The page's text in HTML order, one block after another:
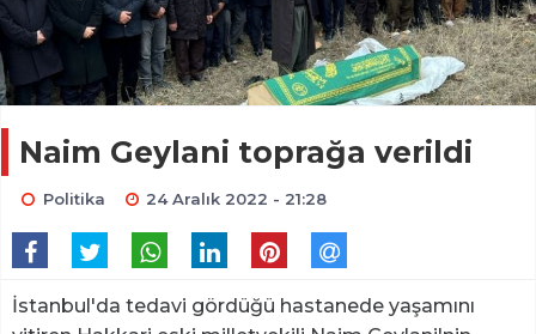
Naim Geylani toprağa verildi
Politika 24 Aralık 2022 - 21:28
İstanbul'da tedavi gördüğü hastanede yaşamını